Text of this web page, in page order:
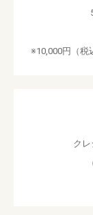
※10,000円（税
ク